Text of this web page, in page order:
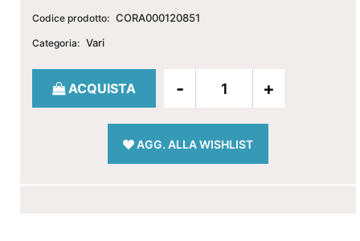
Codice prodotto: CORA000120851
Categoria: Vari
Quantità
ACQUISTA
AGG. ALLA WISHLIST